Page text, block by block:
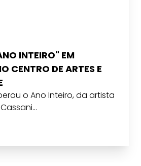
INTEIRO" EM
CENTRO DE ARTES E
o Ano Inteiro, da artista